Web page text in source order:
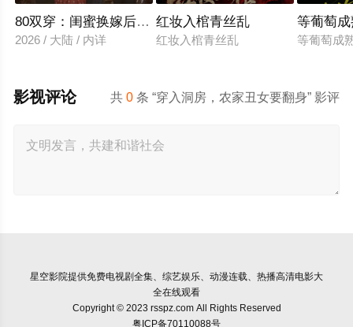
80双穿：闺蜜换嫁后赢麻了
2026 / 大陆 / 内详
红妆入棺青丝乱
红妆入棺青丝乱
等葡萄
等葡萄成
共0 条 “穿入洞房，农家丑女要翻身” 影评
影视评论
星空影院提供免费电视剧全集、综艺娱乐、动漫连载、热播高清电影大
全在线观看
Copyright © 2023 rsspz.com All Rights Reserved
粤ICP备70110088号